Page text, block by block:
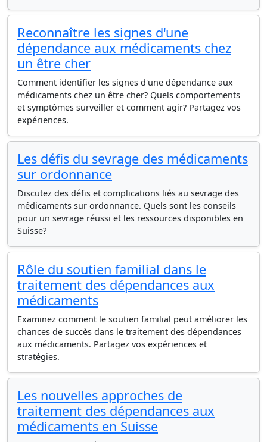
Reconnaître les signes d'une
dépendance aux médicaments chez
un être cher
Comment identifier les signes d'une dépendance aux
médicaments chez un être cher? Quels comportements
et symptômes surveiller et comment agir? Partagez vos
expériences.
Les défis du sevrage des médicaments
sur ordonnance
Discutez des défis et complications liés au sevrage des
médicaments sur ordonnance. Quels sont les conseils
pour un sevrage réussi et les ressources disponibles en
Suisse?
Rôle du soutien familial dans le
traitement des dépendances aux
médicaments
Examinez comment le soutien familial peut améliorer les
chances de succès dans le traitement des dépendances
aux médicaments. Partagez vos expériences et
stratégies.
Les nouvelles approches de
traitement des dépendances aux
médicaments en Suisse